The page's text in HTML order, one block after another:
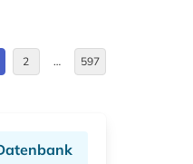
2 … 597